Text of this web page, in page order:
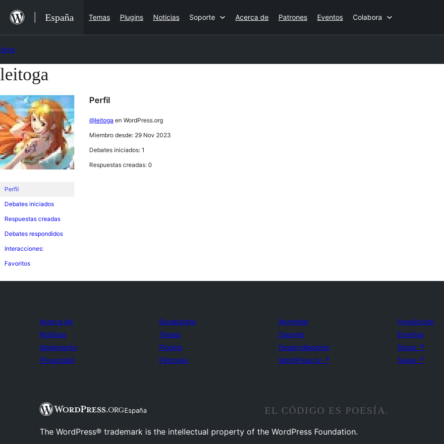
contenido
España Temas Plugins Noticias Soporte Acerca de Patrones Eventos Colabora
Saltar
contenido
leitoga
Perfil
Debates iniciados
Respuestas creadas
Debates respondidos
Interacciones:
Favoritos
Perfil
@leitoga en WordPress.org
Miembro desde: 29 Nov 2023
Debates iniciados: 1
Respuestas creadas: 0
Acerca de
Noticias
Alojamiento
Privacidad
Escaparate
Temas
Plugins
Patrones
Aprender
Soporte
Desarrolladores
WordPress.tv ↗
Involúcrate
Eventos
Donar ↗
Swag ↗
España EL CÓDIGO ES POESÍA.
The WordPress® trademark is the intellectual property of the WordPress Foundation.